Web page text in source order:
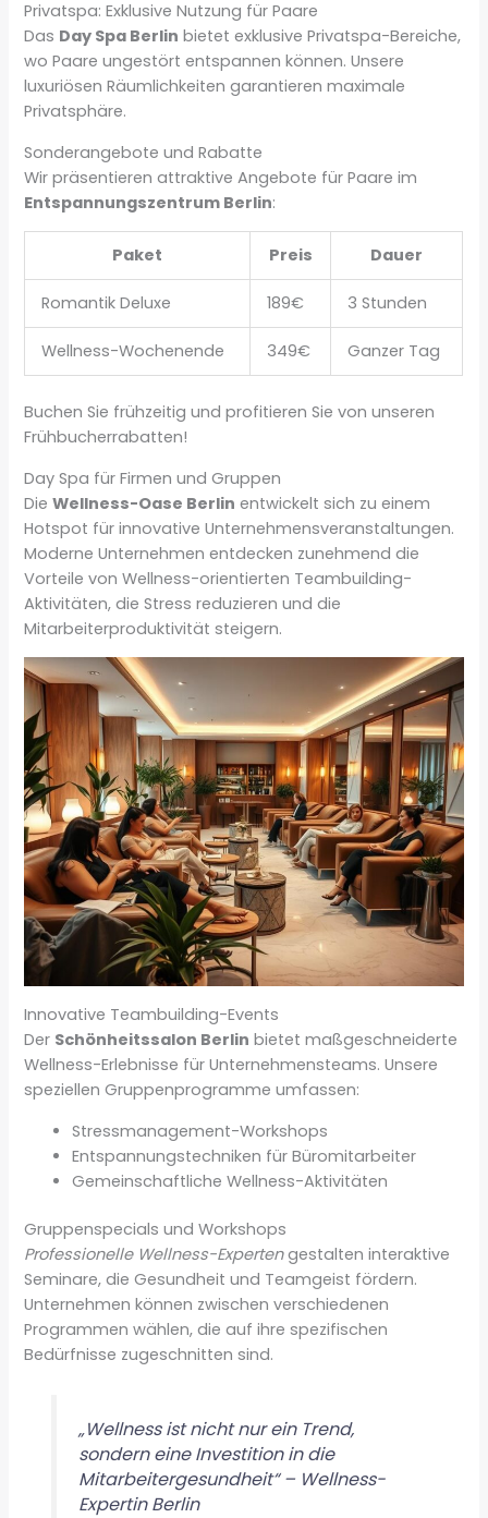
Privatspa: Exklusive Nutzung für Paare
Das Day Spa Berlin bietet exklusive Privatspa-Bereiche,
wo Paare ungestört entspannen können. Unsere
luxuriösen Räumlichkeiten garantieren maximale
Privatsphäre.
Sonderangebote und Rabatte
Wir präsentieren attraktive Angebote für Paare im
Entspannungszentrum Berlin:
Paket Preis Dauer
Romantik Deluxe 189€ 3 Stunden
Wellness-Wochenende 349€ Ganzer Tag
Buchen Sie frühzeitig und profitieren Sie von unseren
Frühbucherrabatten!
Day Spa für Firmen und Gruppen
DieWellness-Oase Berlin entwickelt sich zu einem
Hotspot für innovative Unternehmensveranstaltungen.
Moderne Unternehmen entdecken zunehmend die
Vorteile von Wellness-orientierten Teambuilding-
Aktivitäten, die Stress reduzieren und die
Mitarbeiterproduktivität steigern.
Innovative Teambuilding-Events
Der Schönheitssalon Berlin bietet maßgeschneiderte
Wellness-Erlebnisse für Unternehmensteams. Unsere
speziellen Gruppenprogramme umfassen:
Stressmanagement-Workshops
Entspannungstechniken für Büromitarbeiter
Gemeinschaftliche Wellness-Aktivitäten
Gruppenspecials und Workshops
Professionelle Wellness-Expertengestalten interaktive
Seminare, die Gesundheit und Teamgeist fördern.
Unternehmen können zwischen verschiedenen
Programmen wählen, die auf ihre spezifischen
Bedürfnisse zugeschnitten sind.
„Wellness ist nicht nur ein Trend,
sondern eine Investition in die
Mitarbeitergesundheit“ – Wellness-
Expertin Berlin